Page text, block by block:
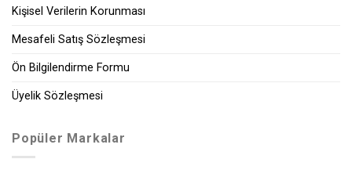
Kişisel Verilerin Korunması
Mesafeli Satış Sözleşmesi
Ön Bilgilendirme Formu
Üyelik Sözleşmesi
Popüler Markalar